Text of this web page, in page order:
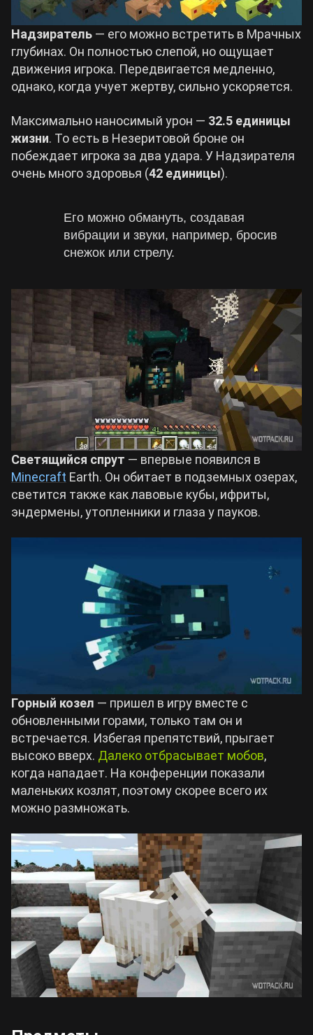
Надзиратель — его можно встретить в Мрачных
глубинах. Он полностью слепой, но ощущает
движения игрока. Передвигается медленно,
однако, когда учует жертву, сильно ускоряется.
Максимально наносимый урон — 32.5 единицы
жизни. То есть в Незеритовой броне он
побеждает игрока за два удара. У Надзирателя
очень много здоровья (42 единицы).
Его можно обмануть, создавая
вибрации и звуки, например, бросив
снежок или стрелу.
Светящийся спрут — впервые появился в
Minecraft Earth. Он обитает в подземных озерах,
светится также как лавовые кубы, ифриты,
эндермены, утопленники и глаза у пауков.
Горный козел — пришел в игру вместе с
обновленными горами, только там он и
встречается. Избегая препятствий, прыгает
высоко вверх. Далеко отбрасывает мобов,
когда нападает. На конференции показали
маленьких козлят, поэтому скорее всего их
можно размножать.